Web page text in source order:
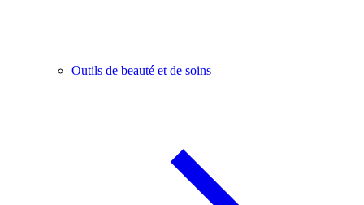
Outils de beauté et de soins